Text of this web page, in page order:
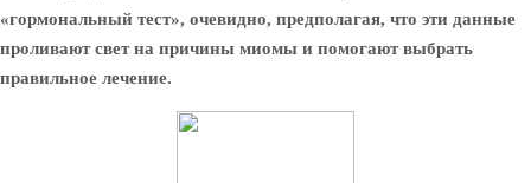
«гормональный тест», очевидно, предполагая, что эти данные
проливают свет на причины миомы и помогают выбрать
правильное лечение.